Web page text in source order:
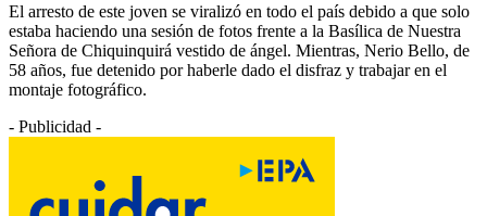
El arresto de este joven se viralizó en todo el país debido a que solo
estaba haciendo una sesión de fotos frente a la Basílica de Nuestra
Señora de Chiquinquirá vestido de ángel. Mientras, Nerio Bello, de
58 años, fue detenido por haberle dado el disfraz y trabajar en el
montaje fotográfico.
- Publicidad -